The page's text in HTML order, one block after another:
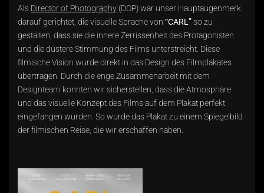
Als Director of Photography (DOP) war unser Hauptaugenmerk
darauf gerichtet, die visuelle Sprache von “CARL”so zu
gestalten, dass sie die innere Zerrissenheit des Protagonisten
und die düstere Stimmung des Films unterstreicht. Diese
filmische Vision wurde direkt in das Design des Filmplakates
übertragen. Durch die enge Zusammenarbeit mit dem
Designteam konnten wir sicherstellen, dass die Atmosphäre
und das visuelle Konzept des Films auf dem Plakat perfekt
eingefangen wurden. So wurde das Plakat zu einem Spiegelbild
der filmischen Reise, die wir erschaffen haben.